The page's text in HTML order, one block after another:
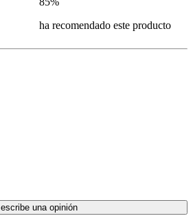
ha recomendado este producto
escribe una opinión